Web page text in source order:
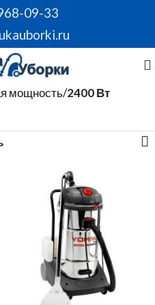
09-33
мощность/2400 Вт